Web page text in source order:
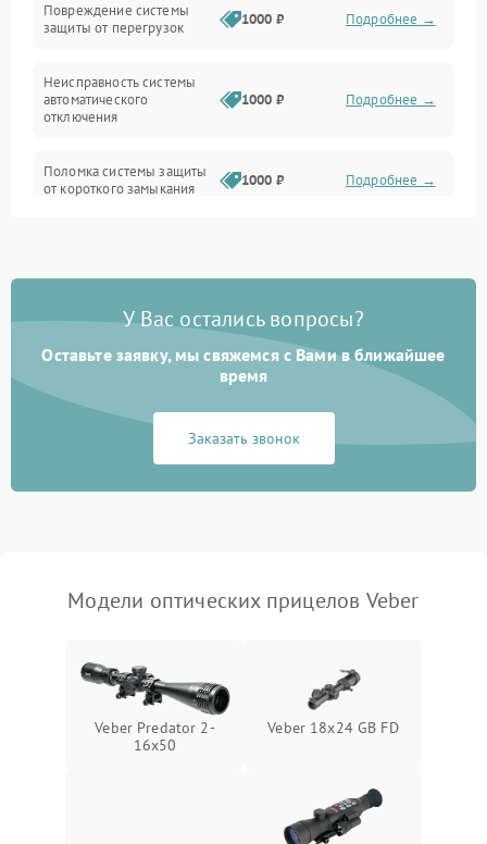
Электропитание
Механика
Корпус/Герметичность
Повреждение системы
защиты от перегрузок
1000 ₽ Подробнее →
Неисправность системы
автоматического
отключения
1000 ₽ Подробнее →
Поломка системы защиты
от короткого замыкания
1000 ₽ Подробнее →
Неисправность системы
перенапряжения
1000 ₽ Подробнее →
Неисправность системы
защиты от замыкания
1000 ₽
защиты от перегрева
У Вас остались вопросы?
Оставьте заявку, мы свяжемся с Вами в ближайшее
время
Заказать звонок
Модели оптических прицелов Veber
Veber Predator 2-
16x50
Veber 18x24 GB FD